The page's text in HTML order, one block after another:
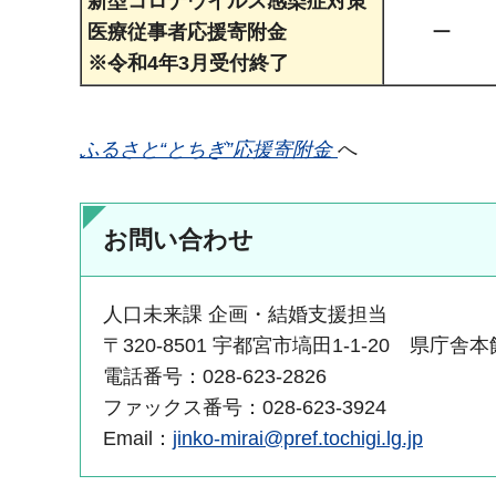
医療従事者応援寄附金
※令和4年3月受付終了
ー
ふるさと“とちぎ”応援寄附金 へ
お問い合わせ
人口未来課 企画・結婚支援担当
〒320-8501 宇都宮市塙田1-1-20 県庁舎本
電話番号：028-623-2826
ファックス番号：028-623-3924
Email： jinko-mirai@pref.tochigi.lg.jp